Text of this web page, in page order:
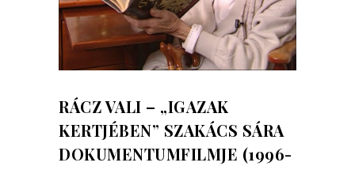
RÁCZ VALI – „IGAZAK
KERTJÉBEN” SZAKÁCS SÁRA
DOKUMENTUMFILMJE (1996-